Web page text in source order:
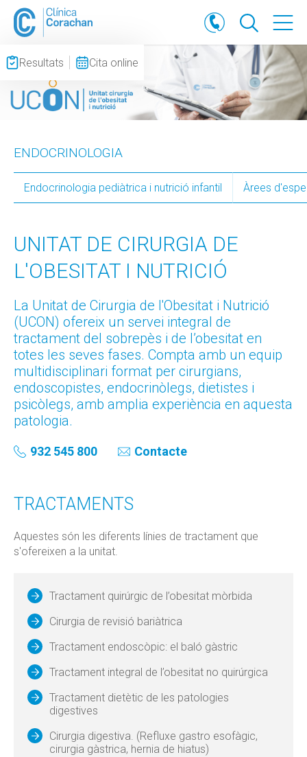
Resultats Cita online
ENDOCRINOLOGIA
Endocrinologia pediàtrica i nutrició infantil Àrees
UNITAT DE CIRURGIA DE
L'OBESITAT I NUTRICIÓ
La Unitat de Cirurgia de l'Obesitat i Nutrició
(UCON) ofereix un servei integral de
tractament del sobrepès i de l’obesitat en
totes les seves fases. Compta amb un equip
multidisciplinari format per cirurgians,
endoscopistes, endocrinòlegs, dietistes i
psicòlegs, amb amplia experiència en aquesta
patologia.
932 545 800 Contacte
TRACTAMENTS
Aquestes són les diferents línies de tractament que
s'ofereixen a la unitat.
Tractament quirúrgic de l’obesitat mòrbida
Cirurgia de revisió bariàtrica
Tractament endoscòpic: el baló gàstric
Tractament integral de l’obesitat no quirúrgica
Tractament dietètic de les patologies
digestives
Cirurgia digestiva. (Refluxe gastro esofàgic,
cirurgia gàstrica, hernia de hiatus)